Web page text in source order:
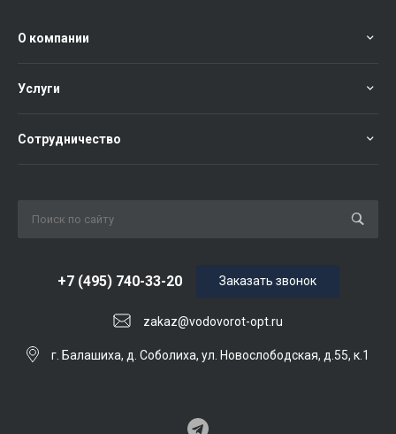
О компании
Услуги
Сотрудничество
+7 (495) 740-33-20
zakaz@vodovorot-opt.ru
Заказать звонок
г. Балашиха, д. Соболиха, ул. Новослободская, д.55, к.1